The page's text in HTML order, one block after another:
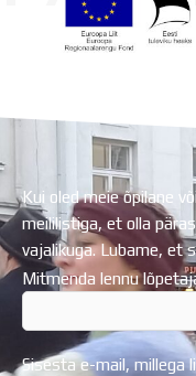
Kui oled meie õpilane
meililistiga, et olla
vajalikuga. Lubame, et
Mitmenda lennu
Sisesta e-mail, millega